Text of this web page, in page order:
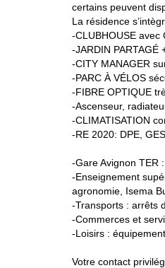
certains peuvent
La résidence
-CLUBHOUSE avec
-JARDIN PARTAGÉ
-CITY MANAGER
-PARC À VÉLOS
-FIBRE OPTIQUE
-Ascenseur,
-CLIMATISATION
-RE 2020: DPE,
-Gare Avignon TER
-Enseignement
agronomie, Isema
-Transports : arrêts
-Commerces et
-Loisirs :
Votre contact